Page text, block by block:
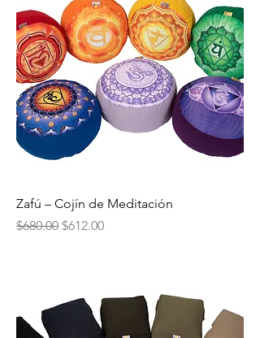
Zafú – Cojín de Meditación
Precio
$680.00 Precio de oferta
$612.00